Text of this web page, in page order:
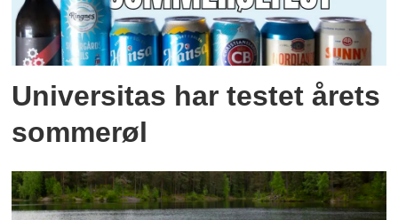
Universitas har testet årets
sommerøl